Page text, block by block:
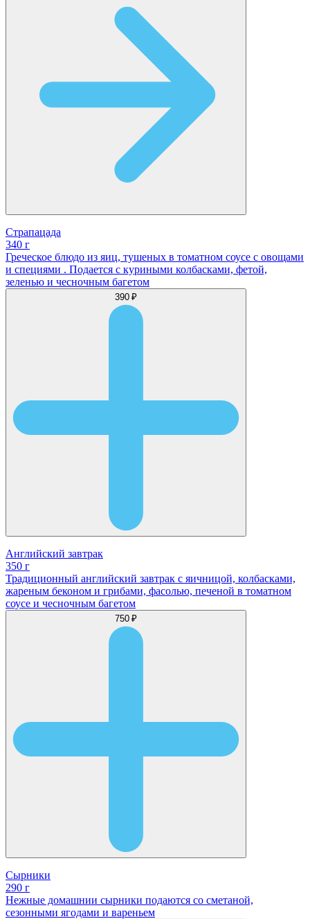
Страпацада
340 г
Греческое блюдо из яиц, тушеных в томатном соусе с овощами
и специями . Подается с куриными колбасками, фетой,
зеленью и чесночным багетом
390 ₽
Английский завтрак
350 г
Традиционный английский завтрак с яичницой, колбасками,
жареным беконом и грибами, фасолью, печеной в томатном
соусе и чесночным багетом
750 ₽
Сырники
290 г
Нежные домашнии сырники подаются со сметаной,
сезонными ягодами и вареньем